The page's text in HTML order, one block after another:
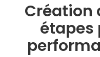
Création
étapes